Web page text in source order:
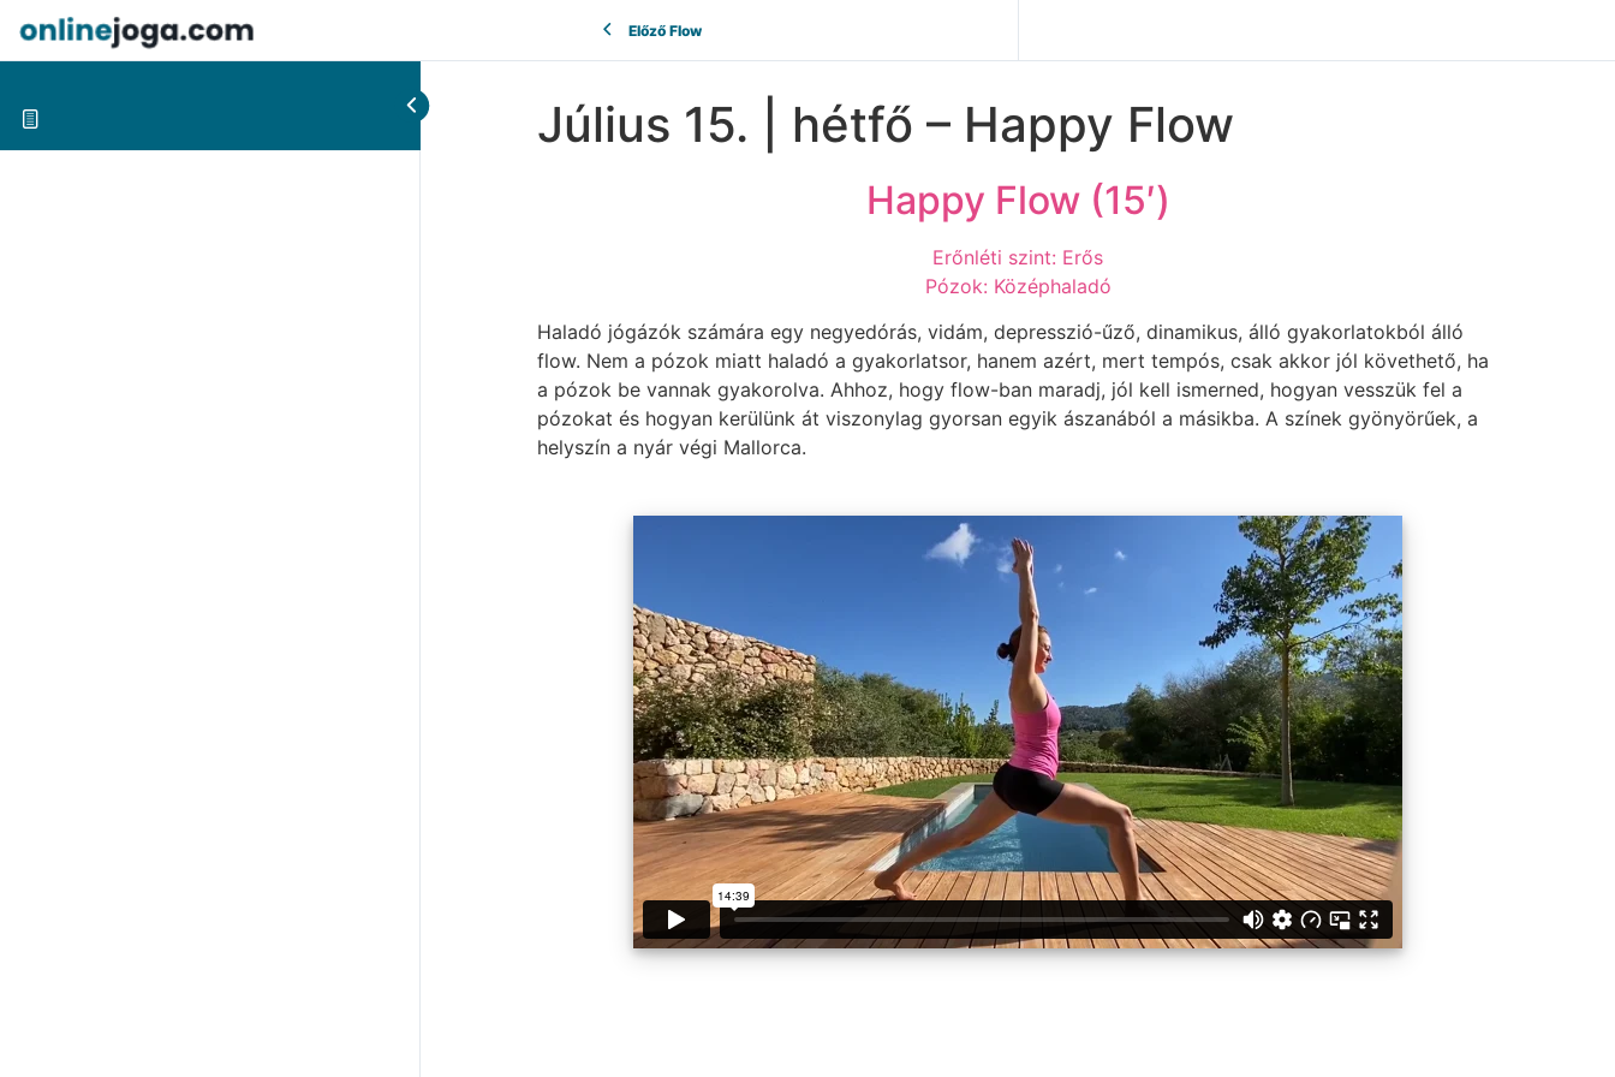
Előző Flow
Július 15. | hétfő – Happy Flow
Happy Flow (15′)
Erőnléti szint: Erős
Pózok: Középhaladó
Haladó jógázók számára egy negyedórás, vidám, depresszió-űző, dinamikus, álló gyakorlatokból álló
flow. Nem a pózok miatt haladó a gyakorlatsor, hanem azért, mert tempós, csak akkor jól követhető, ha
a pózok be vannak gyakorolva. Ahhoz, hogy flow-ban maradj, jól kell ismerned, hogyan vesszük fel a
pózokat és hogyan kerülünk át viszonylag gyorsan egyik ászanából a másikba. A színek gyönyörűek, a
helyszín a nyár végi Mallorca.